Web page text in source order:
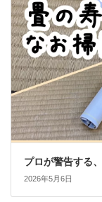
プロが警告する
2026年5月6日